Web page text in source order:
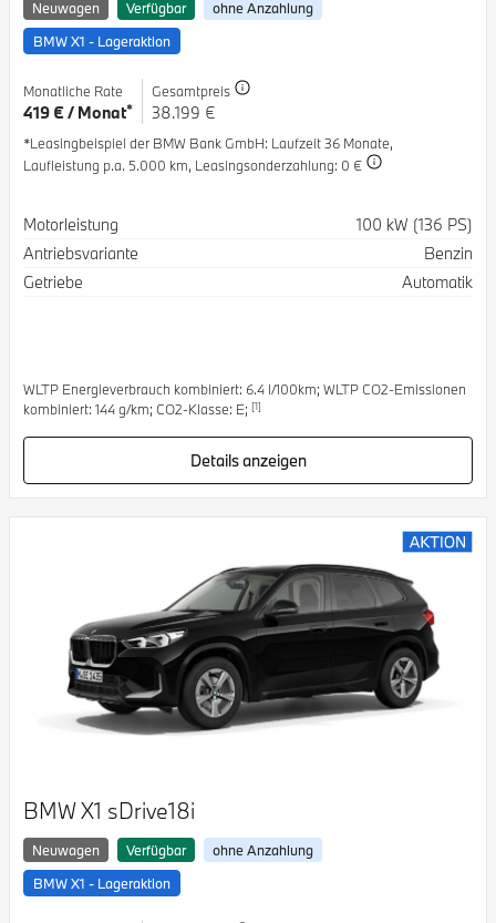
Neuwagen Verfügbar
ohne Anzahlung
BMW X1 - Lageraktion
Monatliche Rate
419 € / Monat*
Gesamtpreis
38.199 €
*Leasingbeispiel der BMW Bank GmbH: Laufzeit 36 Monate,
Laufleistung p.a. 5.000 km, Leasingsonderzahlung: 0 €
Spezifikation
Motorleistung
100 kW (136 PS)
Antriebsvariante
Benzin
Getriebe
Automatik
WLTP Energieverbrauch kombiniert: 6.4 l/100km; WLTP CO2-Emissionen
kombiniert: 144 g/km; CO2-Klasse: E; [1]
Details anzeigen
BMW X1 sDrive18i
Neuwagen Verfügbar
ohne Anzahlung
BMW X1 - Lageraktion